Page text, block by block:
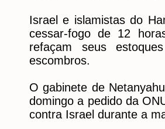
Israel e islamistas do
cessar-fogo de 12
refaçam seus
escombros.
O gabinete de
domingo a pedido da
contra Israel durante a